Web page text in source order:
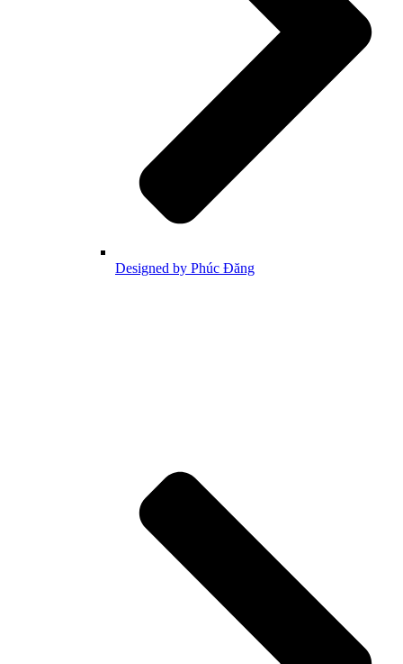
Designed by Phúc Đăng